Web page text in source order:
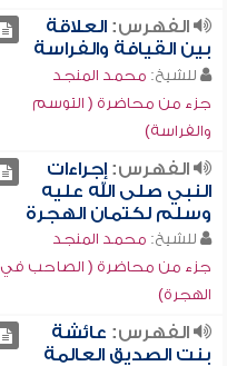
الفهرس:العلاقة
بين القيافة والفراسة
للشيخ: محمد المنجد
جزء من محاضرة ( التوسم
والفراسة)
الفهرس:إجراءات
النبي صلى الله عليه
وسلم لكتمان الهجرة
للشيخ: محمد المنجد
جزء من محاضرة ( الصاحب في
الهجرة)
الفهرس: عائشة
بنت الصديق العالمة